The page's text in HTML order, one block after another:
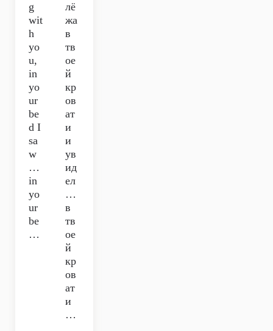
g
wit
h
yo
u,
in
yo
ur
be
d I
sa
w
…
in
yo
ur
be
…
лё
жа
в
тв
ое
й
кр
ов
ат
и
и
ув
ид
ел
…
в
тв
ое
й
кр
ов
ат
и
…